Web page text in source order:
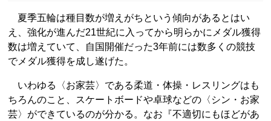
夏季五輪は種目数が増えがちという傾向があるとはい
え、強化が進んだ21世紀に入ってから明らかにメダル獲得
数は増えていて、自国開催だった3年前には数多くの競技
でメダル獲得を成し遂げた。
いわゆる〈お家芸〉である柔道・体操・レスリングはも
ちろんのこと、スケートボードや卓球などの〈シン・お家
芸〉ができているのが分かる。なお『不適切にもほどがあ